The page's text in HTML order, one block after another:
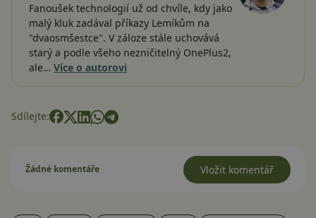
Fanoušek technologií už od chvíle, kdy jako
malý kluk zadával příkazy Lemíkům na
"dvaosmšestce". V záloze stále uchovává
starý a podle všeho nezničitelný OnePlus2,
ale… Více o autorovi
Sdílejte:
Žádné komentáře Vložit komentář